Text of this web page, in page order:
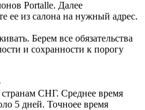
Portalle. Далее
ее из салона на нужный адрес.
Берем все обязательства
и сохранности к порогу
СНГ. Среднее время
5 дней. Точноее время